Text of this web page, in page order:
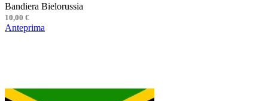
Bandiera Bielorussia
10,00 €
Anteprima